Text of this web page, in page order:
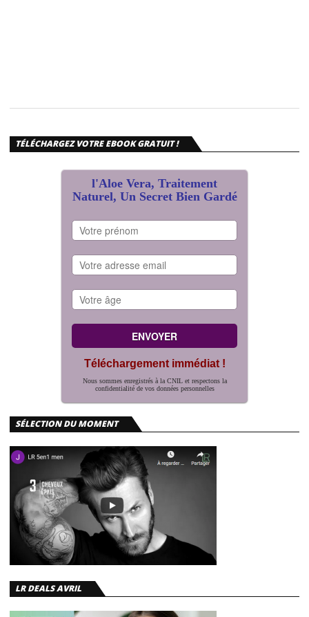
TÉLÉCHARGEZ VOTRE EBOOK GRATUIT !
l'Aloe Vera, Traitement
Naturel, Un Secret Bien Gardé
Téléchargement immédiat !
Nous sommes enregistrés à la CNIL et respectons la
confidentialité de vos données personnelles
SÉLECTION DU MOMENT
LR DEALS AVRIL